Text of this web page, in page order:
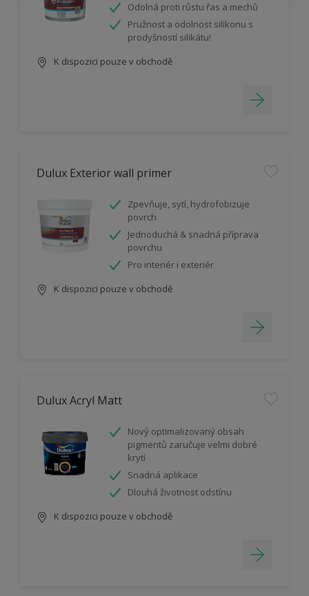
Odolná proti růstu řas a mechů
Pružnost a odolnost silikonu s
prodyšností silikátu!
K dispozici pouze v obchodě
Dulux Exterior wall primer
Zpevňuje, sytí, hydrofobizuje
povrch
Jednoduchá & snadná příprava
povrchu
Pro interiér i exteriér
K dispozici pouze v obchodě
Dulux Acryl Matt
Nový optimalizovaný obsah
pigmentů zaručuje velmi dobré
krytí
Snadná aplikace
Dlouhá životnost odstínu
K dispozici pouze v obchodě